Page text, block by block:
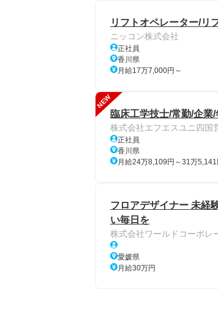
リフトオペレーター/リ
ニッコン株式会社
正社員
香川県
月給17万7,000円～
NEW
臨床工学技士/常勤/企業
株式会社エフエスユニ四国
正社員
香川県
月給24万8,109円～31万5,141
フロアデザイナー 未経
い毎日を
株式会社ワールドコーポレ
愛媛県
月給30万円